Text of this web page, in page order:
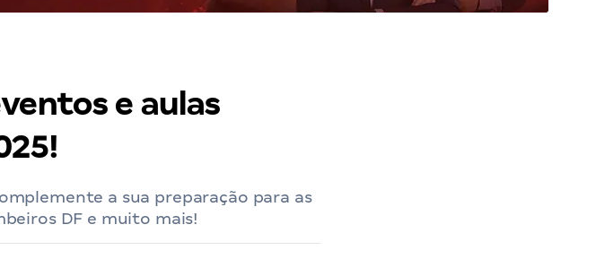
e aulas
a sua preparação para as
DF e muito mais!